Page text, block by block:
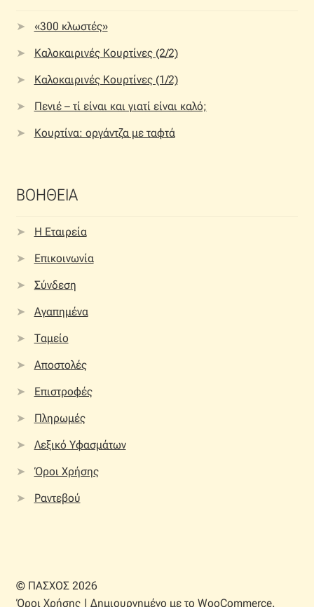
«300 κλωστές»
Καλοκαιρινές Κουρτίνες (2/2)
Καλοκαιρινές Κουρτίνες (1/2)
Πενιέ – τί είναι και γιατί είναι καλό;
Κουρτίνα: οργάντζα με ταφτά
ΒΟΗΘΕΙΑ
Η Εταιρεία
Επικοινωνία
Σύνδεση
Αγαπημένα
Ταμείο
Αποστολές
Επιστροφές
Πληρωμές
Λεξικό Υφασμάτων
Όροι Χρήσης
Ραντεβού
© ΠΑΣΧΟΣ 2026
Όροι Χρήσης
Δημιουργημένο με το WooCommerce.